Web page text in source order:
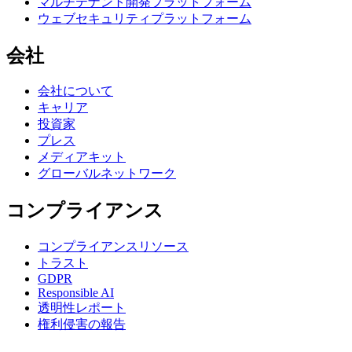
ウェブセキュリティプラットフォーム
会社
会社について
キャリア
投資家
プレス
メディアキット
グローバルネットワーク
コンプライアンス
コンプライアンスリソース
トラスト
GDPR
Responsible AI
透明性レポート
権利侵害の報告